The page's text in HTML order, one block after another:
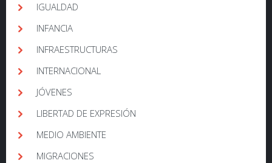
IGUALDAD
INFANCIA
INFRAESTRUCTURAS
INTERNACIONAL
JÓVENES
LIBERTAD DE EXPRESIÓN
MEDIO AMBIENTE
MIGRACIONES